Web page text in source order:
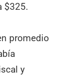
$325.
promedio
y